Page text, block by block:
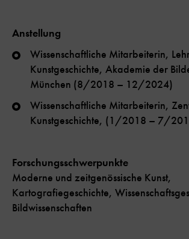
Anstellung
Wissenschaftliche Mitarbeiterin,
Kunstgeschichte, Akademie der
München (8/2018 – 12/2024)
Wissenschaftliche Mitarbeiterin,
Kunstgeschichte, (1/2018 – 7/
Forschungsschwerpunkte
Moderne und zeitgenössische Kunst,
Kartografiegeschichte,
Bildwissenschaften